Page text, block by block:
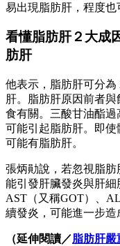
易出現脂肪肝，程度也
看懂脂肪肝２大成
肪肝
他表示，脂肪肝可分
肝。脂肪肝原因前者
食有關。三酸甘油酯
可能引起脂肪肝。即
可能有脂肪肝。
張炳勛說，若忽視脂
能引發肝臟發炎與肝
AST（又稱GOT）、
續發炎，可能進一步造
（延伸閱讀／脂肪肝嚴